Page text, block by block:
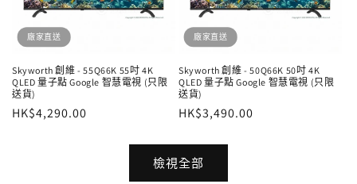
廠家直送
Skyworth 創維 - 55Q66K 55吋 4K
QLED 量子點 Google 智慧電視 (只限
送貨)
定
HK$4,290.00
廠家直送
Skyworth 創維 - 50Q66K 50吋 4K
QLED 量子點 Google 智慧電視 (只限
送貨)
定
HK$3,490.00
檢視全部